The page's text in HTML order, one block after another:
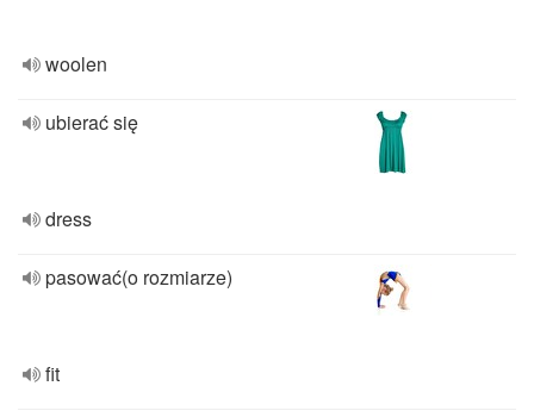
woolen
ubierać się
dress
pasować(o rozmiarze)
fit